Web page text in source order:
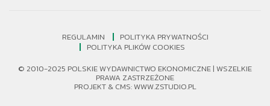
REGULAMIN
POLITYKA PRYWATNOŚCI
POLITYKA PLIKÓW COOKIES
© 2010-2025 POLSKIE WYDAWNICTWO EKONOMICZNE | WSZELKIE
PRAWA ZASTRZEŻONE
PROJEKT & CMS:WWW.ZSTUDIO.PL